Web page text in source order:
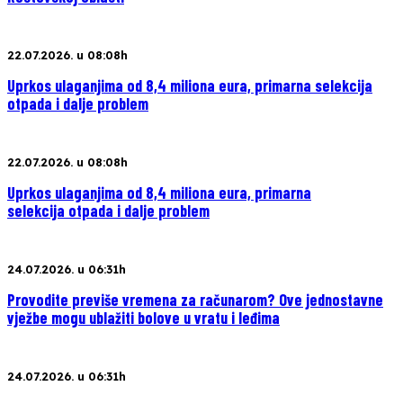
22.07.2026. u 08:08h
Uprkos ulaganjima od 8,4 miliona eura, primarna selekcija
otpada i dalje problem
22.07.2026. u 08:08h
Uprkos ulaganjima od 8,4 miliona eura, primarna
selekcija otpada i dalje problem
24.07.2026. u 06:31h
Provodite previše vremena za računarom? Ove jednostavne
vježbe mogu ublažiti bolove u vratu i leđima
24.07.2026. u 06:31h